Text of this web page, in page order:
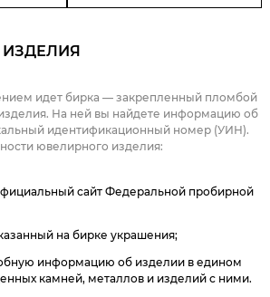
идет бирка — закрепленный пломбой
На ней вы найдете информацию об
идентификационный номер (УИН).
ювелирного изделия:
сайт Федеральной пробирной
на бирке украшения;
информацию об изделии в едином
камней, металлов и изделий с ними.